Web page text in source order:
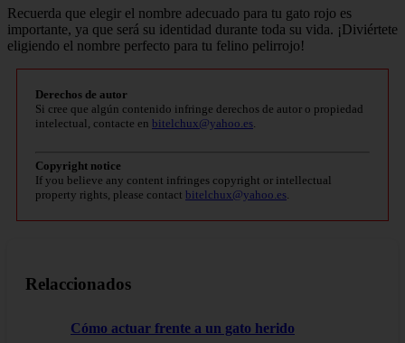
Recuerda que elegir el nombre adecuado para tu gato rojo es
importante, ya que será su identidad durante toda su vida. ¡Diviértete
eligiendo el nombre perfecto para tu felino pelirrojo!
Derechos de autor
Si cree que algún contenido infringe derechos de autor o propiedad
intelectual, contacte en bitelchux@yahoo.es.
Copyright notice
If you believe any content infringes copyright or intellectual
property rights, please contact bitelchux@yahoo.es.
Relaccionados
Cómo actuar frente a un gato herido